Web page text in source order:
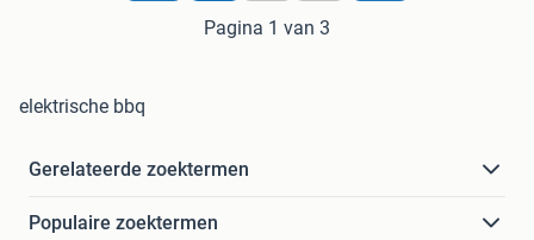
Pagina 1 van 3
elektrische bbq
Gerelateerde zoektermen
Populaire zoektermen